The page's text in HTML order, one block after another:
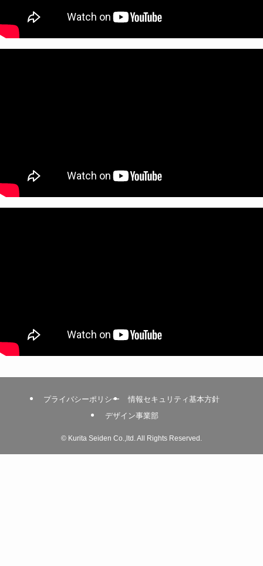
プライバシーポリシー
情報セキュリティ基本方針
デザイン事業部
© Kurita Seiden Co.,ltd. All Rights Reserved.